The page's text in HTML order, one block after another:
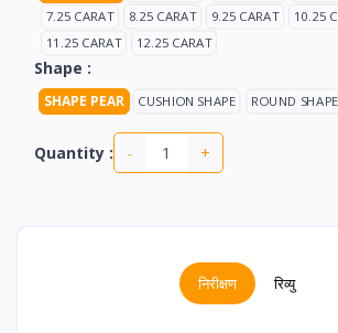
7.25 CARAT
8.25 CARAT 9.25 CARAT
10.25
11.25 CARAT
12.25 CARAT
Shape :
SHAPE PEAR CUSHION SHAPE ROUND SHAPE
Quantity : - +
निरीक्षण रिव्यु